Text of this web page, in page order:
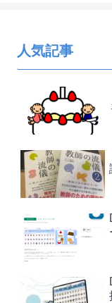
人気記事